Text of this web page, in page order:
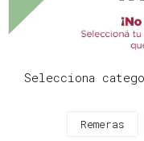
Selecciona
Remeras